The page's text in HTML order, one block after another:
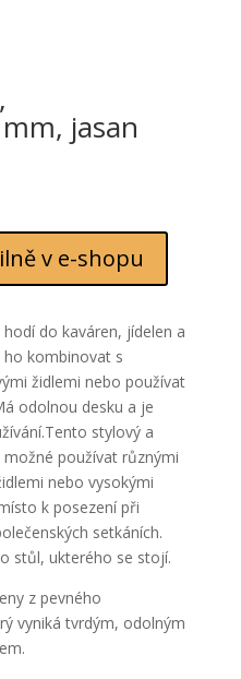
jasan
v e-shopu
do kaváren, jídelen a
kombinovat s
židlemi nebo používat
odolnou desku a je
stylový a
používat různými
nebo vysokými
k posezení při
setkáních.
stůl, ukterého se stojí.
z pevného
vyniká tvrdým, odolným